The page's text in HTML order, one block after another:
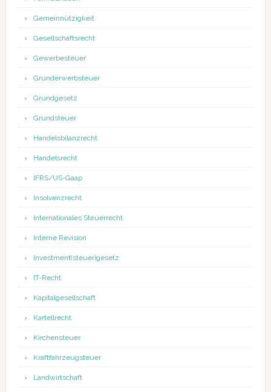
Gemeinnützigkeit
Gesellschaftsrecht
Gewerbesteuer
Grunderwerbsteuer
Grundgesetz
Grundsteuer
Handelsbilanzrecht
Handelsrecht
IFRS/US-Gaap
Insolvenzrecht
Internationales Steuerrecht
Interne Revision
Investment(steuer)gesetz
IT-Recht
Kapitalgesellschaft
Kartellrecht
Kirchensteuer
Kraftfahrzeugsteuer
Landwirtschaft